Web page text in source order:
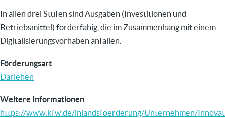
In allen drei Stufen sind Ausgaben (Investitionen und
Betriebsmittel) förderfähig, die im Zusammenhang mit einem
Digitalisierungsvorhaben anfallen.
Förderungsart
Darlehen
Weitere Informationen
https://www.kfw.de/inlandsfoerderung/Unternehmen/